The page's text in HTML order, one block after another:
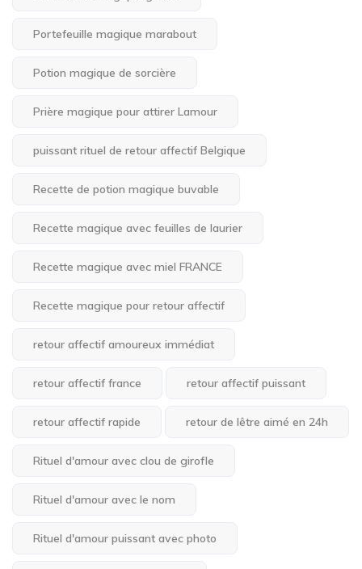
Portefeuille magique marabout
Potion magique de sorcière
Prière magique pour attirer Lamour
puissant rituel de retour affectif Belgique
Recette de potion magique buvable
Recette magique avec feuilles de laurier
Recette magique avec miel FRANCE
Recette magique pour retour affectif
retour affectif amoureux immédiat
retour affectif france retour affectif puissant
retour affectif rapide retour de lêtre aimé en 24h
Rituel d'amour avec clou de girofle
Rituel d'amour avec le nom
Rituel d'amour puissant avec photo